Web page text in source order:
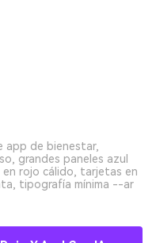
app de bienestar,
grandes paneles azul
rojo cálido, tarjetas en
tipografía mínima --ar